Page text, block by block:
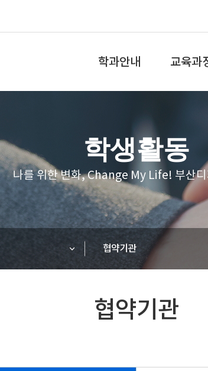
메
학과안내
학과특성화
교수소개
진로 및 취업
홍보리플릿
교육과
학과 로드맵
비교과교
재활실습
사회복지
학생활동
나를 위한 변화, Change My Life! 부산
협약기관
협약기관